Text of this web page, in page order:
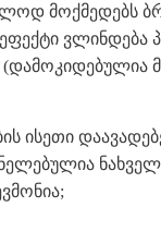
მოქმედებს
ვლინდება
(დამოკიდებულია
ისეთი